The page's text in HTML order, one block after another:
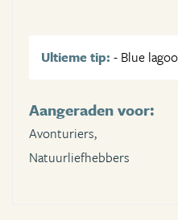
Ultieme tip: - Blue
Aangeraden voor:
Avonturiers,
Natuurliefhebbers